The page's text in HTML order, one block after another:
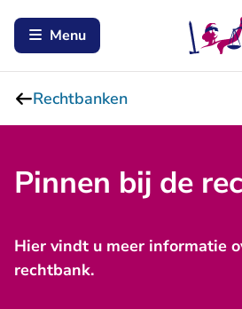
Menu
Rechtbanken
Pinnen bij de
Hier vindt u meer informatie
rechtbank.